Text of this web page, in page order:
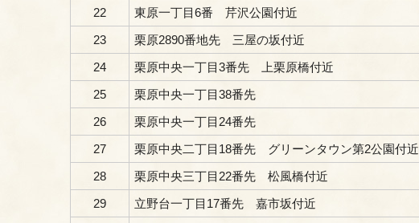
22
東原一丁目6番 芹沢公園付近
23
栗原2890番地先 三屋の坂付近
24
栗原中央一丁目3番先 上栗原橋付近
25
栗原中央一丁目38番先
26
栗原中央一丁目24番先
27
栗原中央二丁目18番先 グリーンタウン第2公園付近
28
栗原中央三丁目22番先 松風橋付近
29
立野台一丁目17番先 嘉市坂付近